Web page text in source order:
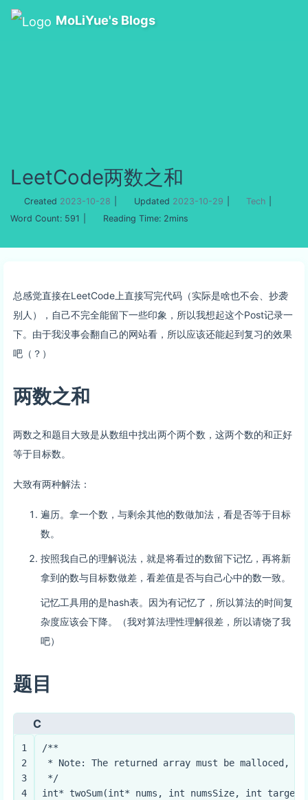
MoLiYue's Blogs
LeetCode两数之和
Created 2023-10-28 Updated 2023-10-29 Tech
Word Count: 591 Reading Time: 2mins
总感觉直接在LeetCode上直接写完代码（实际是啥也不会、抄袭
别人），自己不完全能留下一些印象，所以我想起这个Post记录一
下。由于我没事会翻自己的网站看，所以应该还能起到复习的效果
吧（？）
两数之和
两数之和题目大致是从数组中找出两个两个数，这两个数的和正好
等于目标数。
大致有两种解法：
遍历。拿一个数，与剩余其他的数做加法，看是否等于目标
数。
按照我自己的理解说法，就是将看过的数留下记忆，再将新
拿到的数与目标数做差，看差值是否与自己心中的数一致。
记忆工具用的是hash表。因为有记忆了，所以算法的时间复
杂度应该会下降。（我对算法理性理解很差，所以请饶了我
吧）
题目
C
1
2
3
4
/**
* Note: The returned array must be malloced,
*/
int* twoSum(int* nums, int numsSize, int